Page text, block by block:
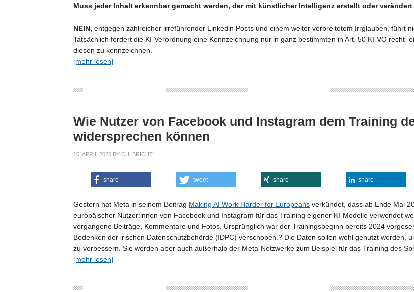
Muss jeder Inhalt erkennbar gemacht werden, der mit künstlicher Intelligenz erstellt oder verändert
NEIN, entgegen zahlreicher irreführender Linkedin Posts und einem weiter verbreitetem Irrglauben, führt
Tatsächlich fordert die KI-Verordnung eine Kennzeichnung nur in ganz bestimmten in Art. 50 KI-VO recht
diesen zu kennzeichnen.
[mehr lesen]
Wie Nutzer von Facebook und Instagram dem Training
widersprechen können
16. APRIL 2025 BY CULBRICHT
share tweet share share
Gestern hat Meta in seinem Beitrag Making AI Work Harder for Europeans verkündet, dass ab Ende Mai
europäischer Nutzer:innen von Facebook und Instagram für das Training eigener KI-Modelle verwendet
vergangene Beiträge, Kommentare und Fotos. Ursprünglich war der Trainingsbeginn bereits 2024
Bedenken der irischen Datenschutzbehörde (IDPC) verschoben.? Die Daten sollen wohl genutzt werden,
zu verbessern. Sie werden aber auch außerhalb der Meta-Netzwerke zum Beispiel für das Training des
[mehr lesen]